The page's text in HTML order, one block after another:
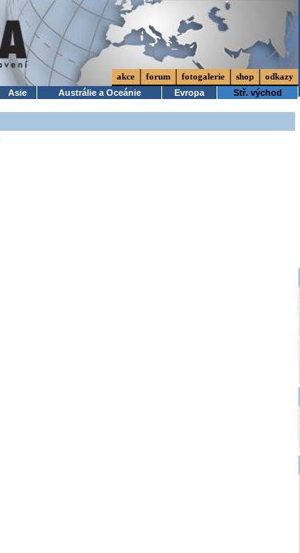
akce forum fotogalerie shop
odkazy
Asie Austrálie a Oceánie Evropa
Stř. východ